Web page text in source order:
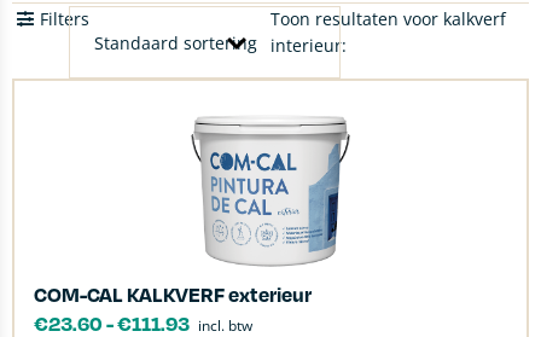
Toon resultaten voor kalkverf
interieur:
Filters
COM-CAL KALKVERF exterieur
€23.60-€111.93 incl. btw